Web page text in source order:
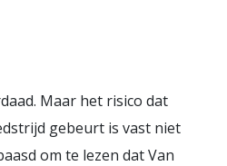
Maar het risico dat
gebeurt is vast niet
om te lezen dat Van